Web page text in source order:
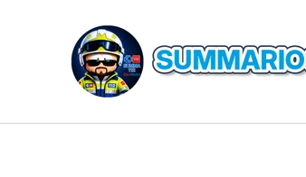
contenido